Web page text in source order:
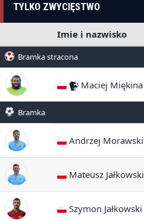
TYLKO ZWYCIĘSTWO
Imie i nazwisko
Bramka stracona
Maciej Miękina
Bramka
Andrzej Morawski
Mateusz Jałkowski
Szymon Jałkowski